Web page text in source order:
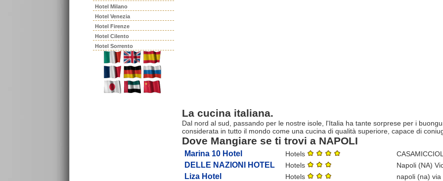
Hotel Milano
Hotel Venezia
Hotel Firenze
Hotel Cilento
Hotel Sorrento
La cucina italiana.
Dal nord al sud, passando per le nostre isole, l'Italia ha tante sorprese per i
considerata in tutto il mondo come una cucina di qualità superiore, capace di
Dove Mangiare se ti trovi a NAPOLI
Marina 10 Hotel Hotels
DELLE NAZIONI HOTEL Hotels Napoli (NA)
Liza Hotel Hotels napoli (na) via